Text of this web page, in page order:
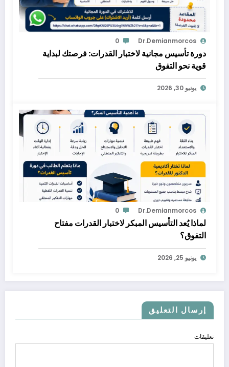
Dr.demianmorcos
0
دورة تأسيس مجانية لاختبار القدرات: فرصتك لبداية
قوية نحو التفوق
يونيو 30, 2026
Dr.demianmorcos
0
لماذا يُعد التأسيس المبكر لاختبار القدرات مفتاح
التفوق؟
يونيو 25, 2026
إرسال التعليق
تعليقات